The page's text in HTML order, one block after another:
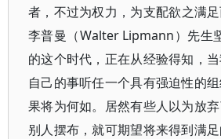
者，不过为权力，为支配欲之满
李普曼（Walter Lipmann）先生
的这个时代，正在从经验得知，
自己的事听任一个具有强迫性的
果将为何如。居然有些人以为放
别人摆布，就可期望将来得到满